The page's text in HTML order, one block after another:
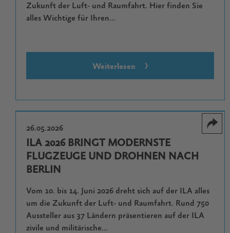
Zukunft der Luft- und Raumfahrt. Hier finden Sie
alles Wichtige für Ihren...
Weiterlesen
26.05.2026
ILA 2026 BRINGT MODERNSTE
FLUGZEUGE UND DROHNEN NACH
BERLIN
Vom 10. bis 14. Juni 2026 dreht sich auf der ILA alles
um die Zukunft der Luft- und Raumfahrt. Rund 750
Aussteller aus 37 Ländern präsentieren auf der ILA
zivile und militärische...